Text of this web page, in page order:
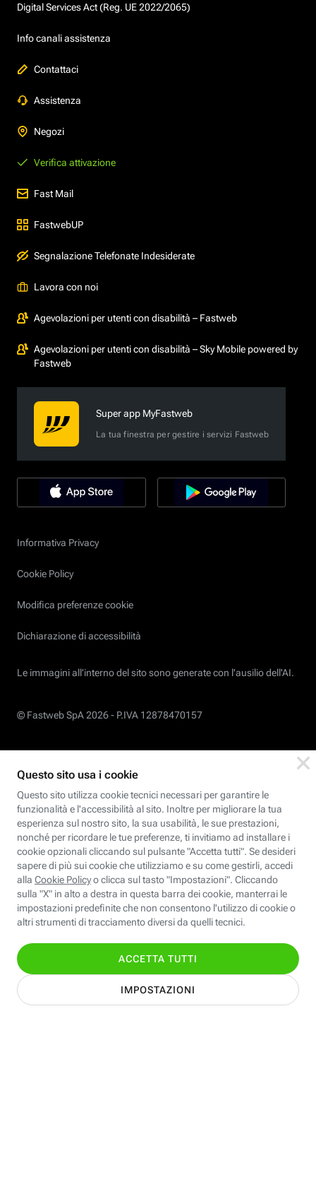
Digital Services Act (Reg. UE 2022/2065)
Info canali assistenza
Contattaci
Assistenza
Negozi
Verifica attivazione
Fast Mail
FastwebUP
Segnalazione Telefonate Indesiderate
Lavora con noi
Agevolazioni per utenti con disabilità – Fastweb
Agevolazioni per utenti con disabilità – Sky Mobile powered by
Fastweb
Super app MyFastweb
La tua finestra per gestire i servizi Fastweb
Informativa Privacy
Cookie Policy
Modifica preferenze cookie
Dichiarazione di accessibilità
Le immagini all’interno del sito sono generate con l'ausilio dell'AI.
© Fastweb SpA 2026 - P.IVA 12878470157